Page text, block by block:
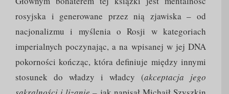
rosyjska i generowane przez nią zjawiska – od
nacjonalizmu i myślenia o Rosji w kategoriach
imperialnych poczynając, a na wpisanej w jej DNA
pokorności kończąc, która definiuje między innymi
stosunek do władzy i władcy (akceptacja jego